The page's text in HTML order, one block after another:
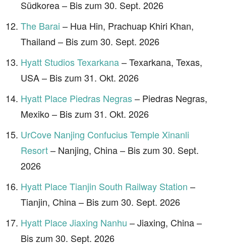
Südkorea – Bis zum 30. Sept. 2026
The Barai – Hua Hin, Prachuap Khiri Khan,
Thailand – Bis zum 30. Sept. 2026
Hyatt Studios Texarkana– Texarkana, Texas,
USA – Bis zum 31. Okt. 2026
Hyatt Place Piedras Negras– Piedras Negras,
Mexiko – Bis zum 31. Okt. 2026
UrCove Nanjing Confucius Temple Xinanli
Resort– Nanjing, China – Bis zum 30. Sept.
2026
Hyatt Place Tianjin South Railway Station –
Tianjin, China – Bis zum 30. Sept. 2026
Hyatt Place Jiaxing Nanhu – Jiaxing, China –
Bis zum 30. Sept. 2026